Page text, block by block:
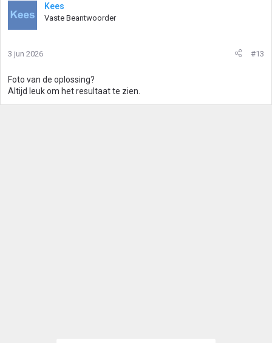
Kees
Vaste Beantwoorder
3 jun 2026 #13
Foto van de oplossing?
Altijd leuk om het resultaat te zien.